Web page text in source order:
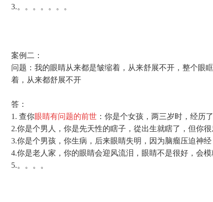
3.。。。。。。。
案例二：
问题：我的眼睛从来都是皱缩着，从来舒展不开，整个眼
着，从来都舒展不开
答：
1. 查你眼睛有问题的前世 ：你是个女孩，两三岁时，经历
2.你是个男人，你是先天性的瞎子，從出生就瞎了，但你很
3.你是个男孩，你生病，后来眼睛失明，因为脑瘤压迫神经
4.你是老人家，你的眼睛会迎风流泪，眼睛不是很好，会模
5.。。。。